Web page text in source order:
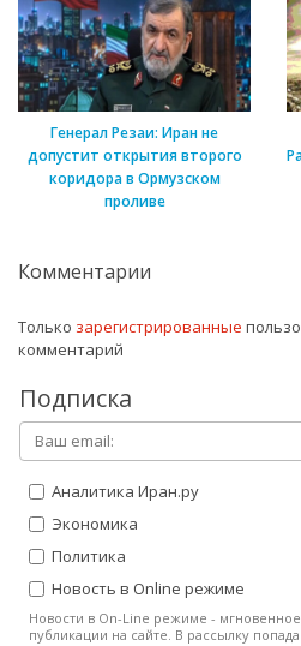
Генерал Резаи: Иран не
допустит открытия второго
коридора в Ормузском
проливе
Комментарии
Только зарегистрированные
комментарий
Подписка
Аналитика Иран.ру
Экономика
Политика
Новость в Online режиме
Новости в On-Line режиме -
публикации на сайте. В рассылку